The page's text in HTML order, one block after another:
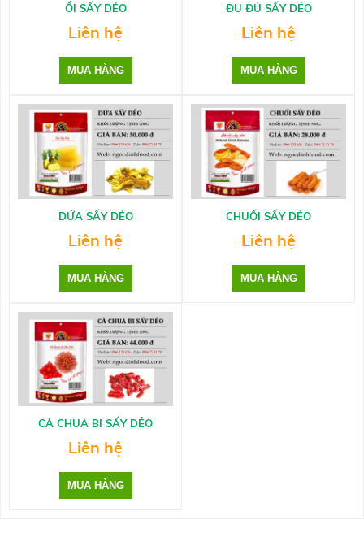
ỔI SẤY DẺO
Liên hệ
ĐU ĐỦ SẤY DẺO
Liên hệ
DỨA SẤY DẺO
Liên hệ
CHUỐI SẤY DẺO
Liên hệ
CÀ CHUA BI SẤY DẺO
Liên hệ